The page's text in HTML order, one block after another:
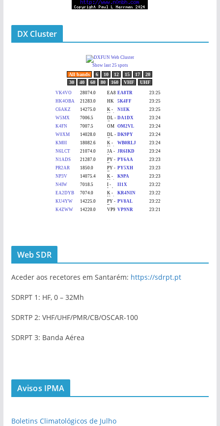
DX Cluster
Web SDR
Aceder aos recetores em Santarém: https://sdrpt.pt
SDRPT 1: HF, 0 – 32Mh
SDRTP 2: VHF/UHF/PMR/CB/OSCAR-100
SDRPT 3: Banda Aérea
Avisos IPMA
Boletins Climatológicos de Julho